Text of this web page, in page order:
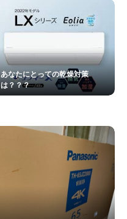
あなたにとっての乾燥対策
は？？？